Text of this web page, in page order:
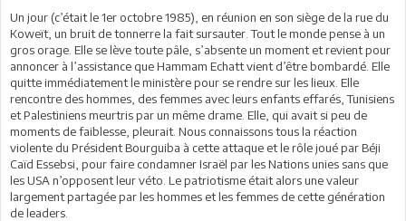
Un jour (c’était le 1er octobre 1985), en réunion en son siège de la rue du
Koweït, un bruit de tonnerre la fait sursauter. Tout le monde pense à un
gros orage. Elle se lève toute pâle, s’absente un moment et revient pour
annoncer à l’assistance que Hammam Echatt vient d’être bombardé. Elle
quitte immédiatement le ministère pour se rendre sur les lieux. Elle
rencontre des hommes, des femmes avec leurs enfants effarés, Tunisiens
et Palestiniens meurtris par un même drame. Elle, qui avait si peu de
moments de faiblesse, pleurait. Nous connaissons tous la réaction
violente du Président Bourguiba à cette attaque et le rôle joué par Béji
Caïd Essebsi, pour faire condamner Israël par les Nations unies sans que
les USA n’opposent leur véto. Le patriotisme était alors une valeur
largement partagée par les hommes et les femmes de cette génération
de leaders.